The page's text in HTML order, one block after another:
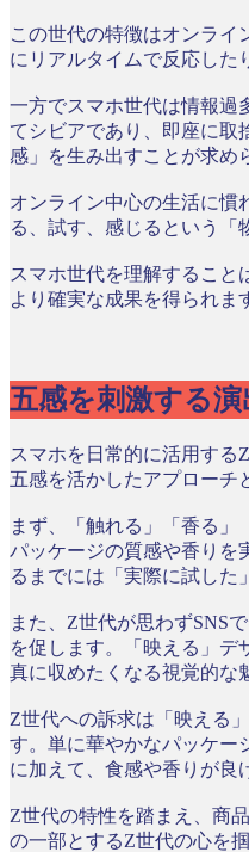
この世代の特徴はオンライ
にリアルタイムで反応した
一方でスマホ世代は情報過
てシビアであり、即座に取
感」を生み出すことが求め
オンライン中心の生活に慣
る、試す、感じるという「
スマホ世代を理解すること
より確実な成果を得られま
五感を刺激する
スマホを日常的に活用する
五感を活かしたアプローチ
まず、「触れる」「香る」
パッケージの質感や香りを
るまでには「実際に試した
また、Z世代が思わずSNS
を促します。「映える」デ
真に収めたくなる視覚的な
Z世代への訴求は「映える
す。単に華やかなパッケー
に加えて、食感や香りが良
Z世代の特性を踏まえ、商
の一部とするZ世代の心を